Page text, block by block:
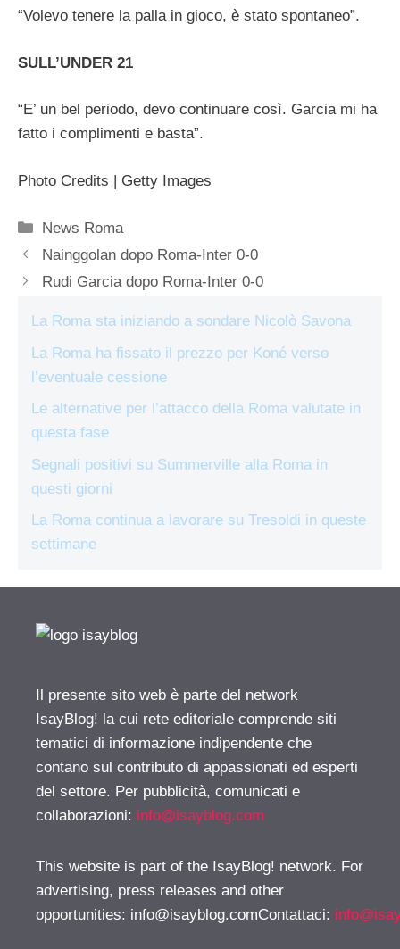
“Volevo tenere la palla in gioco, è stato spontaneo”.
SULL’UNDER 21
“E’ un bel periodo, devo continuare così. Garcia mi ha
fatto i complimenti e basta”.
Photo Credits | Getty Images
Categorie
News Roma
Nainggolan dopo Roma-Inter 0-0
Rudi Garcia dopo Roma-Inter 0-0
La Roma sta iniziando a sondare Nicolò Savona
La Roma ha fissato il prezzo per Koné verso
l’eventuale cessione
Le alternative per l’attacco della Roma valutate in
questa fase
Segnali positivi su Summerville alla Roma in
questi giorni
La Roma continua a lavorare su Tresoldi in queste
settimane
Il presente sito web è parte del network
IsayBlog! la cui rete editoriale comprende siti
tematici di informazione indipendente che
contano sul contributo di appassionati ed esperti
del settore. Per pubblicità, comunicati e
collaborazioni: info@isayblog.com
This website is part of the IsayBlog! network. For
advertising, press releases and other
opportunities: info@isayblog.comContattaci: